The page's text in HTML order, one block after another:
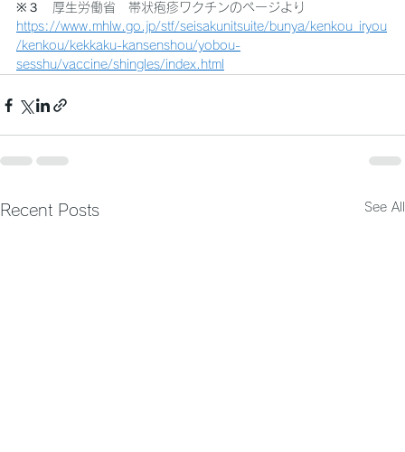
※３　厚生労働省　帯状疱疹ワクチンのページより
https://www.mhlw.go.jp/stf/seisakunitsuite/bunya/kenkou_iryou
/kenkou/kekkaku-kansenshou/yobou-
sesshu/vaccine/shingles/index.html
Recent Posts See All